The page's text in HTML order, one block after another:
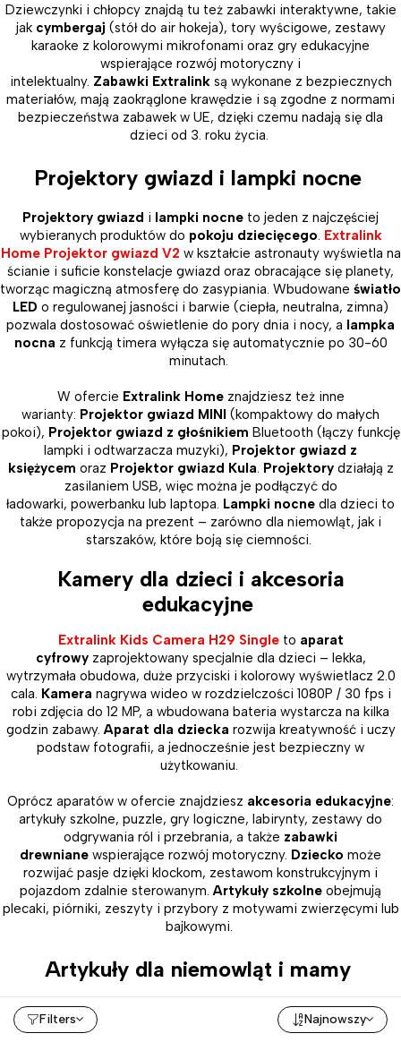
Filters Najnowszy
Dziewczynki i chłopcy znajdą tu też zabawki interaktywne, takie
jak cymbergaj (stół do air hokeja), tory wyścigowe, zestawy
karaoke z kolorowymi mikrofonami oraz gry edukacyjne
wspierające rozwój motoryczny i
intelektualny. Zabawki Extralinksą wykonane z bezpiecznych
materiałów, mają zaokrąglone krawędzie i są zgodne z normami
bezpieczeństwa zabawek w UE, dzięki czemu nadają się dla
dzieci od 3. roku życia.
Projektory gwiazd i lampki nocne
Projektory gwiazd i lampki nocne to jeden z najczęściej
wybieranych produktów do pokoju dziecięcego. Extralink
Home Projektor gwiazd V2 w kształcie astronauty wyświetla na
ścianie i suficie konstelacje gwiazd oraz obracające się planety,
tworząc magiczną atmosferę do zasypiania. Wbudowane światło
LED o regulowanej jasności i barwie (ciepła, neutralna, zimna)
pozwala dostosować oświetlenie do pory dnia i nocy, a lampka
nocna z funkcją timera wyłącza się automatycznie po 30-60
minutach.
W ofercie Extralink Homeznajdziesz też inne
warianty: Projektor gwiazd MINI (kompaktowy do małych
pokoi), Projektor gwiazd z głośnikiem Bluetooth (łączy funkcję
lampki i odtwarzacza muzyki), Projektor gwiazd z
księżycem oraz Projektor gwiazd Kula. Projektorydziałają z
zasilaniem USB, więc można je podłączyć do
ładowarki, powerbanku lub laptopa. Lampki nocne dla dzieci to
także propozycja na prezent – zarówno dla niemowląt, jak i
starszaków, które boją się ciemności.
Kamery dla dzieci i akcesoria
edukacyjne
Extralink Kids Camera H29 Singleto aparat
cyfrowyzaprojektowany specjalnie dla dzieci – lekka,
wytrzymała obudowa, duże przyciski i kolorowy wyświetlacz 2.0
cala. Kamera nagrywa wideo w rozdzielczości 1080P / 30 fps i
robi zdjęcia do 12 MP, a wbudowana bateria wystarcza na kilka
godzin zabawy.Aparat dla dziecka rozwija kreatywność i uczy
podstaw fotografii, a jednocześnie jest bezpieczny w
użytkowaniu.
Oprócz aparatów w ofercie znajdziesz akcesoria edukacyjne:
artykuły szkolne, puzzle, gry logiczne, labirynty, zestawy do
odgrywania ról i przebrania, a także zabawki
drewniane wspierające rozwój motoryczny. Dziecko może
rozwijać pasje dzięki klockom, zestawom konstrukcyjnym i
pojazdom zdalnie sterowanym.Artykuły szkolne obejmują
plecaki, piórniki, zeszyty i przybory z motywami zwierzęcymi lub
bajkowymi.
Artykuły dla niemowląt i mamy
Dla najmłodszych
i ich mam
przygotowano
codziennego użytku:wanienkiz